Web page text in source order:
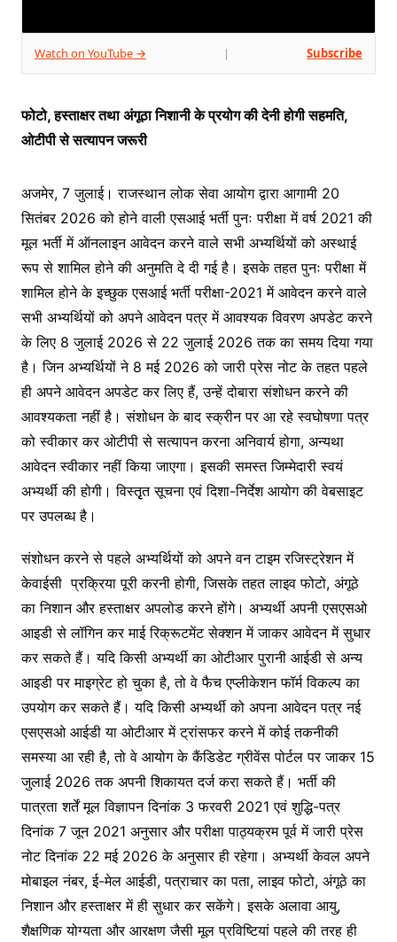
Watch on YouTube → | Subscribe
फोटो, हस्ताक्षर तथा अंगूठा निशानी के प्रयोग की देनी होगी सहमति,
ओटीपी से सत्यापन जरूरी
अजमेर, 7 जुलाई। राजस्थान लोक सेवा आयोग द्वारा आगामी 20
सितंबर 2026 को होने वाली एसआई भर्ती पुनः परीक्षा में वर्ष 2021 की
मूल भर्ती में ऑनलाइन आवेदन करने वाले सभी अभ्यर्थियों को अस्थाई
रूप से शामिल होने की अनुमति दे दी गई है। इसके तहत पुनः परीक्षा में
शामिल होने के इच्छुक एसआई भर्ती परीक्षा-2021 में आवेदन करने वाले
सभी अभ्यर्थियों को अपने आवेदन पत्र में आवश्यक विवरण अपडेट करने
के लिए 8 जुलाई 2026 से 22 जुलाई 2026 तक का समय दिया गया
है। जिन अभ्यर्थियों ने 8 मई 2026 को जारी प्रेस नोट के तहत पहले
ही अपने आवेदन अपडेट कर लिए हैं, उन्हें दोबारा संशोधन करने की
आवश्यकता नहीं है। संशोधन के बाद स्क्रीन पर आ रहे स्वघोषणा पत्र
को स्वीकार कर ओटीपी से सत्यापन करना अनिवार्य होगा, अन्यथा
आवेदन स्वीकार नहीं किया जाएगा। इसकी समस्त जिम्मेदारी स्वयं
अभ्यर्थी की होगी। विस्तृृत सूचना एवं दिशा-निर्देश आयोग की वेबसाइट
पर उपलब्ध है।
संशोधन करने से पहले अभ्यर्थियों को अपने वन टाइम रजिस्ट्रेशन में
केवाईसी प्रक्रिया पूरी करनी होगी, जिसके तहत लाइव फोटो, अंगूठे
का निशान और हस्ताक्षर अपलोड करने होंगे। अभ्यर्थी अपनी एसएसओ
आइडी से लॉगिन कर माई रिक्रूटमेंट सेक्शन में जाकर आवेदन में सुधार
कर सकते हैं। यदि किसी अभ्यर्थी का ओटीआर पुरानी आईडी से अन्य
आइडी पर माइग्रेट हो चुका है, तो वे फैच एप्लीकेशन फॉर्म विकल्प का
उपयोग कर सकते हैं। यदि किसी अभ्यर्थी को अपना आवेदन पत्र नई
एसएसओ आईडी या ओटीआर में ट्रांसफर करने में कोई तकनीकी
समस्या आ रही है, तो वे आयोग के कैंडिडेट ग्रीवेंस पोर्टल पर जाकर 15
जुलाई 2026 तक अपनी शिकायत दर्ज करा सकते हैं। भर्ती की
पात्रता शर्तें मूल विज्ञापन दिनांक 3 फरवरी 2021 एवं शुद्धि-पत्र
दिनांक 7 जून 2021 अनुसार और परीक्षा पाठ्यक्रम पूर्व में जारी प्रेस
नोट दिनांक 22 मई 2026 के अनुसार ही रहेगा। अभ्यर्थी केवल अपने
मोबाइल नंबर, ई-मेल आईडी, पत्राचार का पता, लाइव फोटो, अंगूठे का
निशान और हस्ताक्षर में ही सुधार कर सकेंगे। इसके अलावा आयु,
शैक्षणिक योग्यता और आरक्षण जैसी मूल प्रविष्टियां पहले की तरह ही